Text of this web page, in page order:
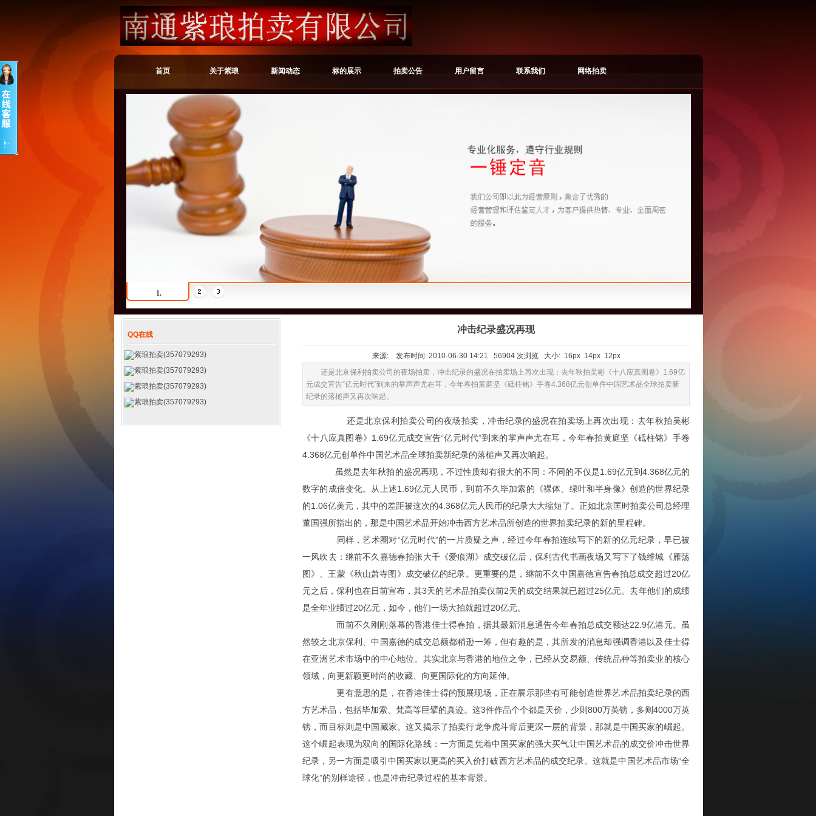
首页 关于紫琅 新闻动态 标的展示 拍卖公告 用户留言 联系我们 网络拍卖
1.
QQ在线
紫琅拍卖(357079293)
紫琅拍卖(357079293)
紫琅拍卖(357079293)
紫琅拍卖(357079293)
冲击纪录盛况再现
来源: 发布时间: 2010-06-30 14:21 56904 次浏览 大小: 16px 14px 12px
还是北京保利拍卖公司的夜场拍卖，冲击纪录的盛况在拍卖场上再次出现：去年秋拍吴彬《十八应真图卷》1.69亿
元成交宣告“亿元时代”到来的掌声声尤在耳，今年春拍黄庭坚《砥柱铭》手卷4.368亿元创单件中国艺术品全球拍卖新
纪录的落槌声又再次响起。
还是北京保利拍卖公司的夜场拍卖，冲击纪录的盛况在拍卖场上再次出现：去年秋拍吴彬
《十八应真图卷》1.69亿元成交宣告“亿元时代”到来的掌声声尤在耳，今年春拍黄庭坚《砥柱铭》手卷
4.368亿元创单件中国艺术品全球拍卖新纪录的落槌声又再次响起。
虽然是去年秋拍的盛况再现，不过性质却有很大的不同：不同的不仅是1.69亿元到4.368亿元的
数字的成倍变化。从上述1.69亿元人民币，到前不久毕加索的《裸体、绿叶和半身像》创造的世界纪录
的1.06亿美元，其中的差距被这次的4.368亿元人民币的纪录大大缩短了。正如北京匡时拍卖公司总经理
董国强所指出的，那是中国艺术品开始冲击西方艺术品所创造的世界拍卖纪录的新的里程碑。
同样，艺术圈对“亿元时代”的一片质疑之声，经过今年春拍连续写下的新的亿元纪录，早已被
一风吹去：继前不久嘉德春拍张大千《爱痕湖》成交破亿后，保利古代书画夜场又写下了钱维城《雁荡
图》、王蒙《秋山萧寺图》成交破亿的纪录。更重要的是，继前不久中国嘉德宣告春拍总成交超过20亿
元之后，保利也在日前宣布，其3天的艺术品拍卖仅前2天的成交结果就已超过25亿元。去年他们的成绩
是全年业绩过20亿元，如今，他们一场大拍就超过20亿元。
而前不久刚刚落幕的香港佳士得春拍，据其最新消息通告今年春拍总成交额达22.9亿港元。虽
然较之北京保利、中国嘉德的成交总额都稍逊一筹，但有趣的是，其所发的消息却强调香港以及佳士得
在亚洲艺术市场中的中心地位。其实北京与香港的地位之争，已经从交易额、传统品种等拍卖业的核心
领域，向更新颖更时尚的收藏、向更国际化的方向延伸。
更有意思的是，在香港佳士得的预展现场，正在展示那些有可能创造世界艺术品拍卖纪录的西
方艺术品，包括毕加索、梵高等巨擘的真迹。这3件作品个个都是天价，少则800万英镑，多则4000万英
镑，而目标则是中国藏家。这又揭示了拍卖行龙争虎斗背后更深一层的背景，那就是中国买家的崛起。
这个崛起表现为双向的国际化路线：一方面是凭着中国买家的强大买气让中国艺术品的成交价冲击世界
纪录，另一方面是吸引中国买家以更高的买入价打破西方艺术品的成交纪录。这就是中国艺术品市场“全
球化”的别样途径，也是冲击纪录过程的基本背景。